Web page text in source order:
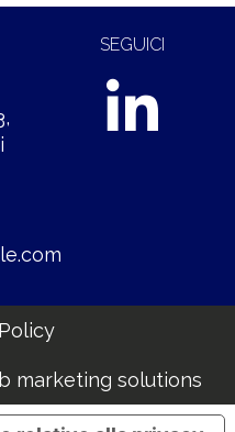
SEGUICI
marketing solutions